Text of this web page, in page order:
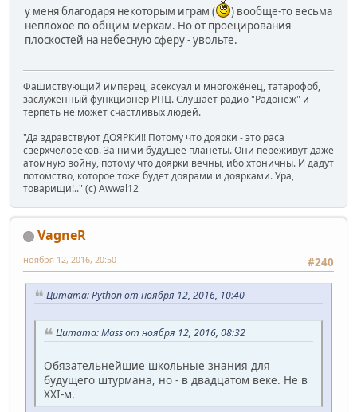
у меня благодаря некоторым играм (
) вообще-то весьма
неплохое по общим меркам. Но от проецирования
плоскостей на небесную сферу - увольте.
Фашиствующий имперец, асексуал и многожёнец, татарофоб,
заслуженный функционер РПЦ. Слушает радио "Радонеж" и
терпеть не может счастливых людей.
"Да здравствуют ДОЯРКИ!! Потому что доярки - это раса
сверхчеловеков. За ними будущее планеты. Они переживут даже
атомную войну, потому что доярки вечны, ибо хтоничны. И дадут
потомство, которое тоже будет доярами и доярками. Ура,
товарищи!.." (c) Awwal12
VagneR
#240
ноября 12, 2016, 20:50
Цитата: Python от ноября 12, 2016, 10:40
Цитата: Mass от ноября 12, 2016, 08:32
Обязательнейшие школьные знания для
будущего штурмана, но - в двадцатом веке. Не в
XXI-м.